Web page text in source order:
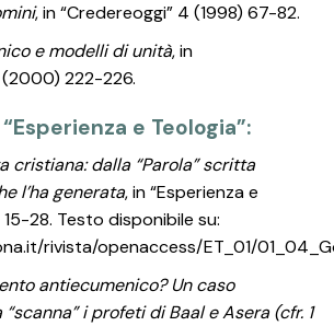
, in “Credereoggi” 4 (1998) 67-82.
e modelli di unità, in
(2000) 222-226.
e Teologia”:
cristiana: dalla “Parola” scritta
l’ha generata, in “Esperienza e
15-28. Testo disponibile su:
rivista/openaccess/ET_01/
antiecumenico? Un caso
i profeti di Baal e Asera (cfr. 1